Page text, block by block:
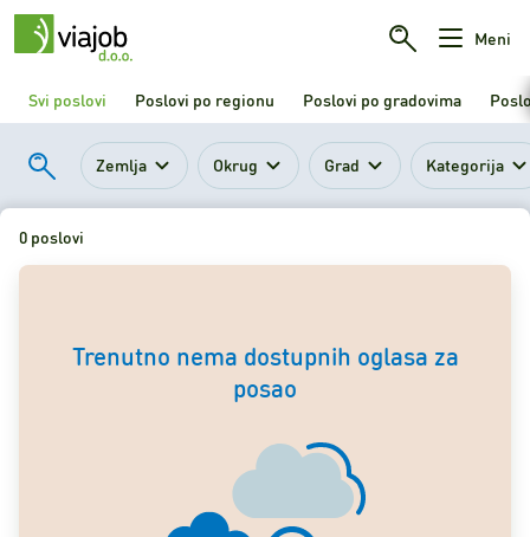
Meni
Svi poslovi Poslovi po regionu Poslovi po gradovima
Zemlja Okrug Grad Kategorija
0 poslovi
Trenutno nema dostupnih oglasa za
posao